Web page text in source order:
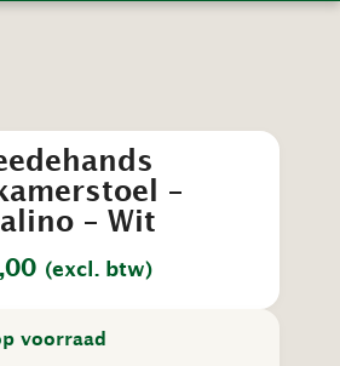
–
– Wit
(excl. btw)
voorraad